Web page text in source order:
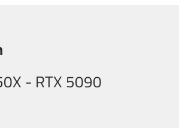
- RTX 5090